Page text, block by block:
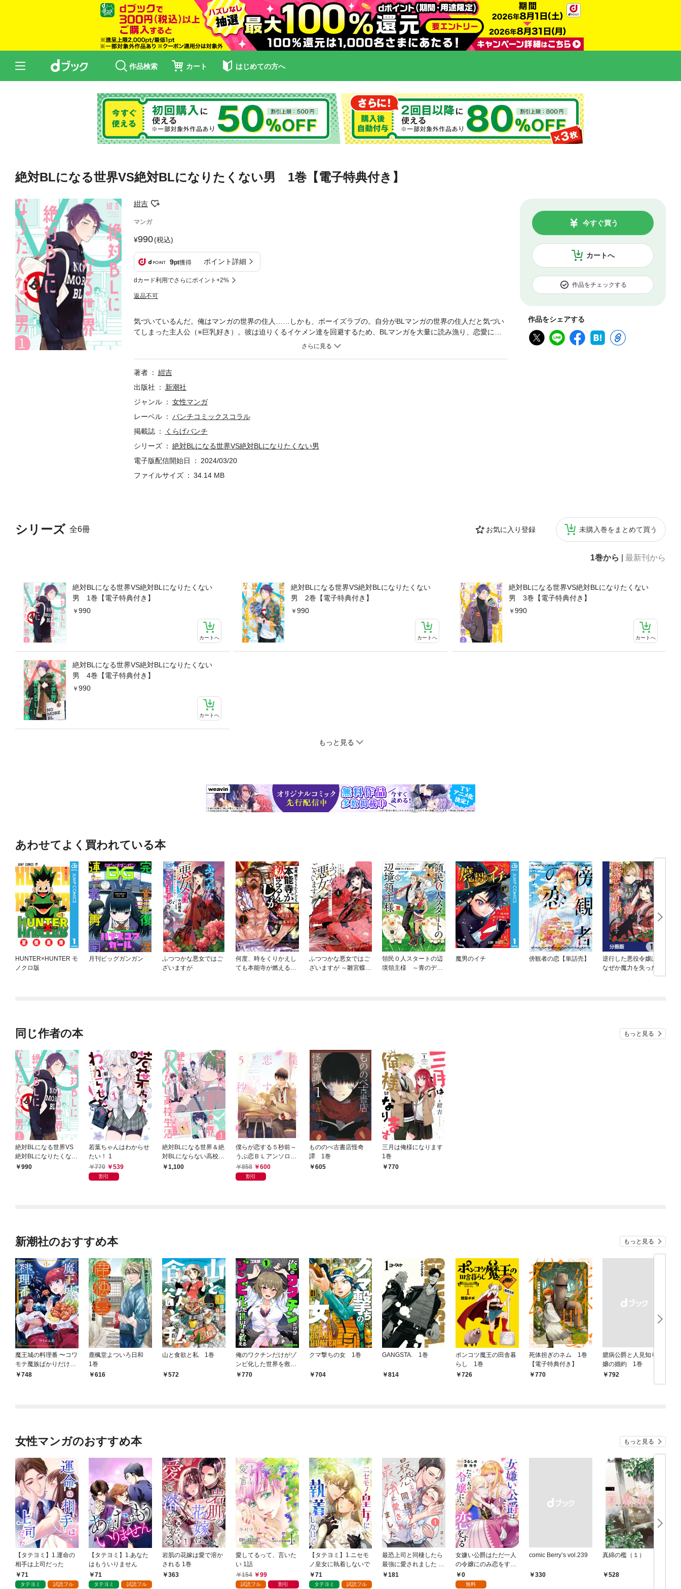
作品検索 カート はじめての方へ
絶対BLになる世界VS絶対BLになりたくない男 1巻【電子特典付き】
紺吉
マンガ
990(税込)
9pt獲得 ポイント詳細
dカード利用でさらにポイント+2%
返品不可
カートへ
今すぐ買う
作品をチェックする
作品をシェアする
シリーズ 全6冊 お気に入り登録 未購入巻をまとめて買う
1巻から 最新刊から
絶対BLになる世界VS絶対BLになりたくない
男 1巻【電子特典付き】
990
カートへ
絶対BLになる世界VS絶対BLになりたくない
男 2巻【電子特典付き】
990
カートへ
絶対BLになる世界VS絶対BLになりたくない
男 3巻【電子特典付き】
990
カートへ
絶対BLになる世界VS絶対BLになりたくない
男 4巻【電子特典付き】
990
カートへ
もっと見る
気づいているんだ。俺はマンガの世界の住人……しかも、ボーイズラブの。自分がBLマンガの世界の住人だと気づい
てしまった主人公（※巨乳好き）。彼は迫りくるイケメン達を回避するため、BLマンガを大量に読み漁り、恋愛に発
展しそうなシチュエーションなどの知識を得た。彼の身に着けた回避能力は今のところは無敵だが、そこは「BLの世
容や特典も含めて同じです。重複購入にご注意ください。
著者
紺吉
出版社
新潮社
ジャンル
女性マンガ
レーベル
バンチコミックスコラル
掲載誌
くらげバンチ
シリーズ
絶対BLになる世界VS絶対BLになりたくない男
電子版配信開始日
2024/03/20
ファイルサイズ
34.14 MB
あわせてよく買われている本
HUNTER×HUNTER モ
ノクロ版
月刊ビッグガンガン
ふつつかな悪女ではご
ざいますが
何度、時をくりかえし
ても本能寺が燃えるん
ふつつかな悪女ではご
ざいますが ～雛宮蝶鼠
領民０人スタートの辺
境領主様 ～青のディ
魔男のイチ 傍観者の恋【単話売】
逆行した悪役令嬢は、
なぜか魔力を失ったの
で深窓の令嬢になりま
同じ作者の本 もっと見る
絶対BLになる世界VS
絶対BLになりたくない
男 1巻【電子特典付
990
若葉ちゃんはわからせ
たい！ 1
770
539
割引
絶対BLになる世界＆絶
対BLにならない高校生
活 1巻【電子特典付
1,100
僕らが恋する５秒前～
うぶ恋ＢＬアンソロジ
ー～【電子コミック限
定特典付き】
858 600
割引
もののべ古書店怪奇
譚 1巻
605
三月は俺様になります
1巻
770
新潮社のおすすめ本 もっと見る
魔王城の料理番 〜コワ
モテ魔族ばかりだけ
ど、ホワイトな職場で
748
鹿楓堂よついろ日和
1巻
616
山と食欲と私 1巻
572
俺のワクチンだけがゾ
ンビ化した世界を救え
る 1巻
770
クマ撃ちの女 1巻
704
GANGSTA. 1巻
814
ポンコツ魔王の田舎暮
らし 1巻
726
死体担ぎのネム 1巻
【電子特典付き】
770
臆病公爵と人見知り令
嬢の婚約 1巻
￥792
女性マンガのおすすめ本 もっと見る
【タテヨミ】1.運命の
相手は上司だった
71
タテヨミ 試読フル
【タテヨミ】1.あなた
はもういりません
71
タテヨミ 試読フル
岩肌の花嫁は愛で溶か
される 1巻
363
愛してるって、言いた
い 1話
154
99
試読フル 割引
【タテヨミ】1.ニセモ
ノ皇女に執着しないで
71
タテヨミ 試読フル
最恐上司と同棲したら
最強に愛されました 1
巻181
女嫌い公爵はただ一人
の令嬢にのみ恋をする
（分冊版）第１話
0
無料
comic Berry’s vol.239
￥330
真綿の檻（１）
528